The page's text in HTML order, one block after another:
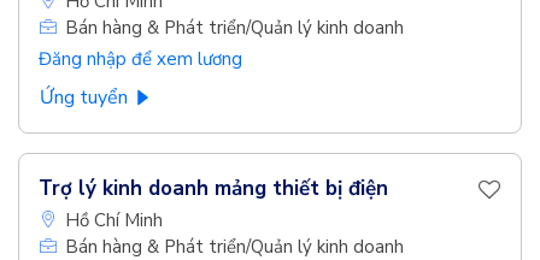
Bán hàng & Phát triển/Quản lý kinh doanh
Đăng nhập để xem lương
Ứng tuyển
Trợ lý kinh doanh mảng thiết bị điện
Hồ Chí Minh
Bán hàng & Phát triển/Quản lý kinh doanh